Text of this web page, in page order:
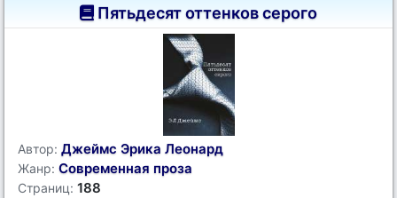
Пятьдесят оттенков серого
Автор: Джеймс Эрика Леонард
Жанр: Современная проза
Страниц: 188